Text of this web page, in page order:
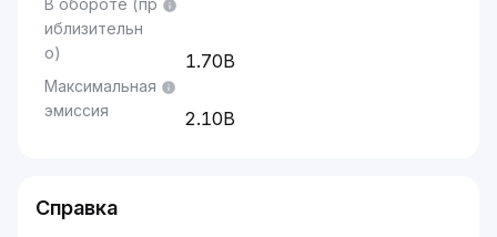
В обороте (пр
иблизительн
о)
1.70B
Максимальная
эмиссия
2.10B
Справка